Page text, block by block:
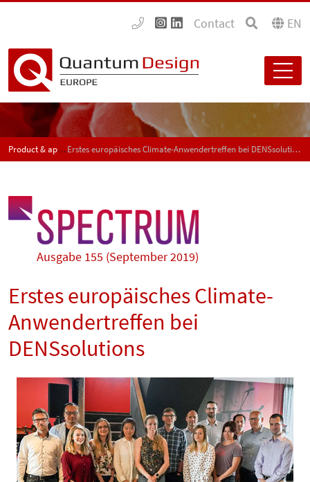
Contact EN
Product & application news - SPECTRUM Erstes europäisches Climate-Anwendertreffen bei DENSsolutions
Ausgabe 155 (September 2019)
Erstes europäisches Climate-
Anwendertreffen bei
DENSsolutions